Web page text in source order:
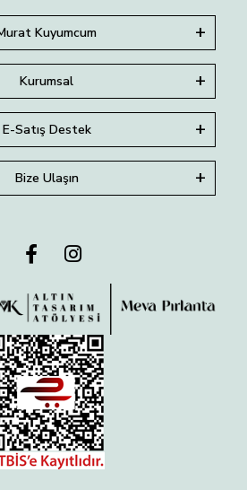
Kuyumcum
Kurumsal
E-Satış Destek
Bize Ulaşın